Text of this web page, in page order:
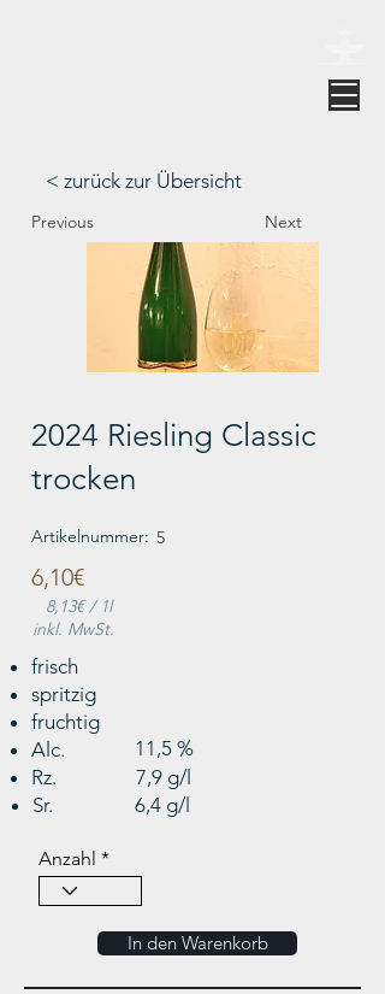
< zurück zur Übersicht
Previous Next
2024 Riesling Classic
trocken
Artikelnummer: 5
6,10€
8,13€/ 1l
inkl. MwSt.
frisch
spritzig
fruchtig
Alc.
11,5 %
Rz.
7,9 g/l
Sr.
6,4 g/l
Anzahl
In den Warenkorb